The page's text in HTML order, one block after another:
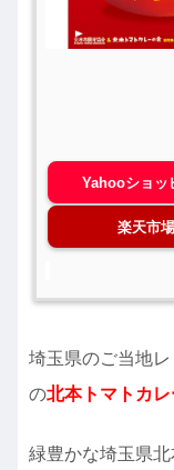
Yahooショッ
楽天市
埼玉県のご当地
の北本トマトカレ
緑豊かな埼玉県